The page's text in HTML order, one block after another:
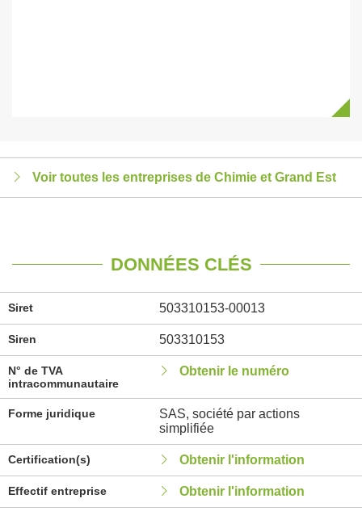
Voir toutes les entreprises de Chimie et Grand Est
DONNÉES CLÉS
Siret 503310153-00013
Siren 503310153
N° de TVA
intracommunautaire
Obtenir le numéro
Forme juridique
SAS, société par actions
simplifiée
Certification(s) Obtenir l'information
Effectif entreprise Obtenir l'information